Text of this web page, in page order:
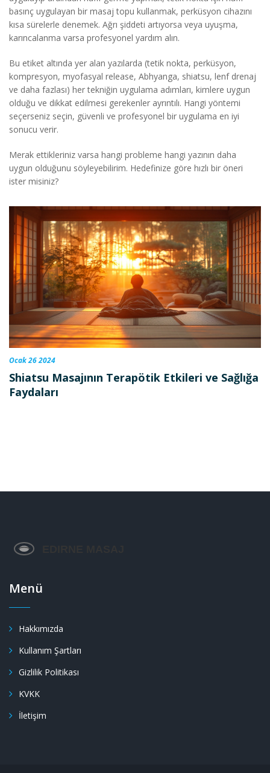
basınç uygulayan bir masaj topu kullanmak, perküsyon cihazını
kısa sürelerle denemek. Ağrı şiddeti artıyorsa veya uyuşma,
karıncalanma varsa profesyonel yardım alın.
Bu etiket altında yer alan yazılarda (tetik nokta, perküsyon,
kompresyon, myofasyal release, Abhyanga, shiatsu, lenf drenaj
ve daha fazlası) her tekniğin uygulama adımları, kimlere uygun
olduğu ve dikkat edilmesi gerekenler ayrıntılı. Hangi yöntemi
seçerseniz seçin, güvenli ve profesyonel bir uygulama en iyi
sonucu verir.
Merak ettikleriniz varsa hangi probleme hangi yazının daha
uygun olduğunu söyleyebilirim. Hedefinize göre hızlı bir öneri
ister misiniz?
Ocak 26 2024
Shiatsu Masajının Terapötik Etkileri ve Sağlığa
Faydaları
Menü
Hakkımızda
Kullanım Şartları
Gizlilik Politikası
KVKK
İletişim